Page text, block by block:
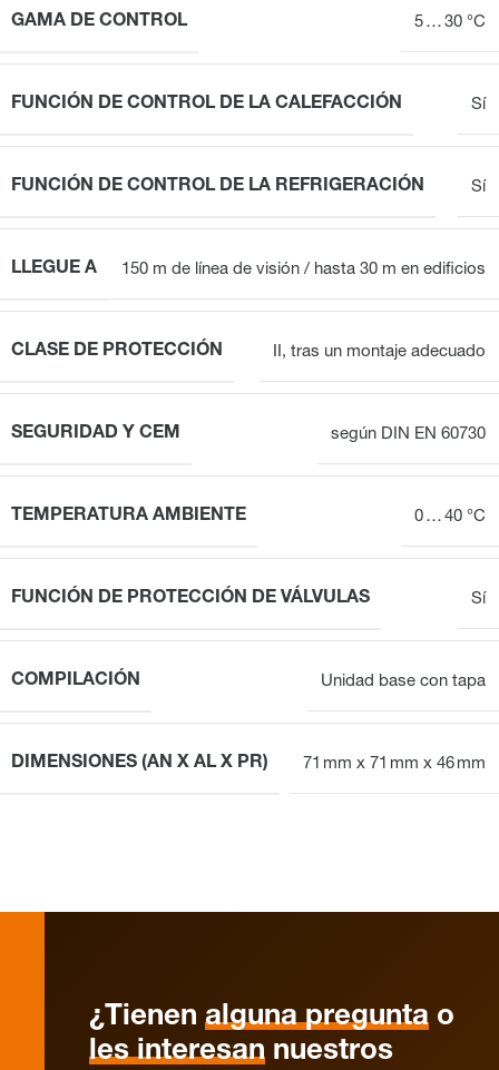
GAMA DE CONTROL 5 … 30 °C
FUNCIÓN DE CONTROL DE LA CALEFACCIÓN Sí
FUNCIÓN DE CONTROL DE LA REFRIGERACIÓN Sí
LLEGUE A 150 m de línea de visión / hasta 30 m en edificios
CLASE DE PROTECCIÓN II, tras un montaje adecuado
SEGURIDAD Y CEM según DIN EN 60730
TEMPERATURA AMBIENTE 0 … 40 °C
FUNCIÓN DE PROTECCIÓN DE VÁLVULAS Sí
COMPILACIÓN Unidad base con tapa
DIMENSIONES (AN X AL X PR) 71 mm x 71 mm x 46 mm
¿Tienen alguna pregunta o
les interesan nuestros